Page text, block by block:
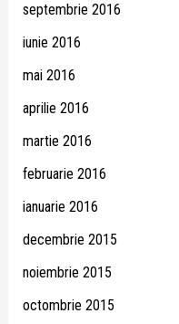
septembrie 2016
iunie 2016
mai 2016
aprilie 2016
martie 2016
februarie 2016
ianuarie 2016
decembrie 2015
noiembrie 2015
octombrie 2015